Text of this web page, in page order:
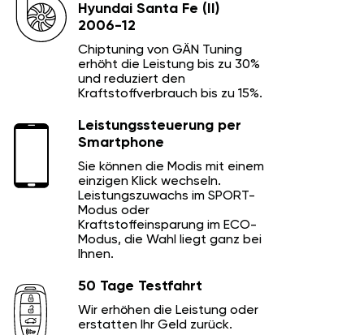
Hyundai Santa Fe (II)
2006-12
Chiptuning von GÄN Tuning
erhöht die Leistung bis zu 30%
und reduziert den
Kraftstoffverbrauch bis zu 15%.
Leistungssteuerung per
Smartphone
Sie können die Modis mit einem
einzigen Klick wechseln.
Leistungszuwachs im SPORT-
Modus oder
Kraftstoffeinsparung im ECO-
Modus, die Wahl liegt ganz bei
Ihnen.
50 Tage Testfahrt
Wir erhöhen die Leistung oder
erstatten Ihr Geld zurück.